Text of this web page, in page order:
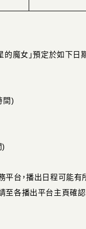
的魔女」預定於如下日
間)
)
台，播出日程可能有
各播出平台主頁確認